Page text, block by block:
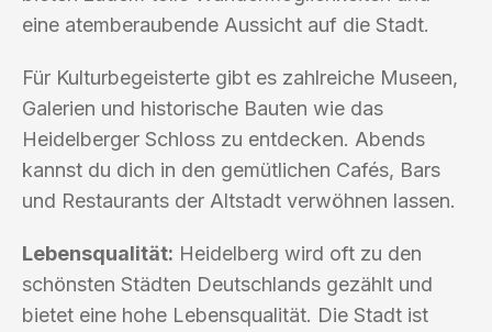
eine atemberaubende Aussicht auf die Stadt.
Für Kulturbegeisterte gibt es zahlreiche Museen,
Galerien und historische Bauten wie das
Heidelberger Schloss zu entdecken. Abends
kannst du dich in den gemütlichen Cafés, Bars
und Restaurants der Altstadt verwöhnen lassen.
Lebensqualität: Heidelberg wird oft zu den
schönsten Städten Deutschlands gezählt und
bietet eine hohe Lebensqualität. Die Stadt ist